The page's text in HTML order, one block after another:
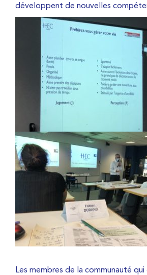
développent de nouvelles
Les membres de la communauté